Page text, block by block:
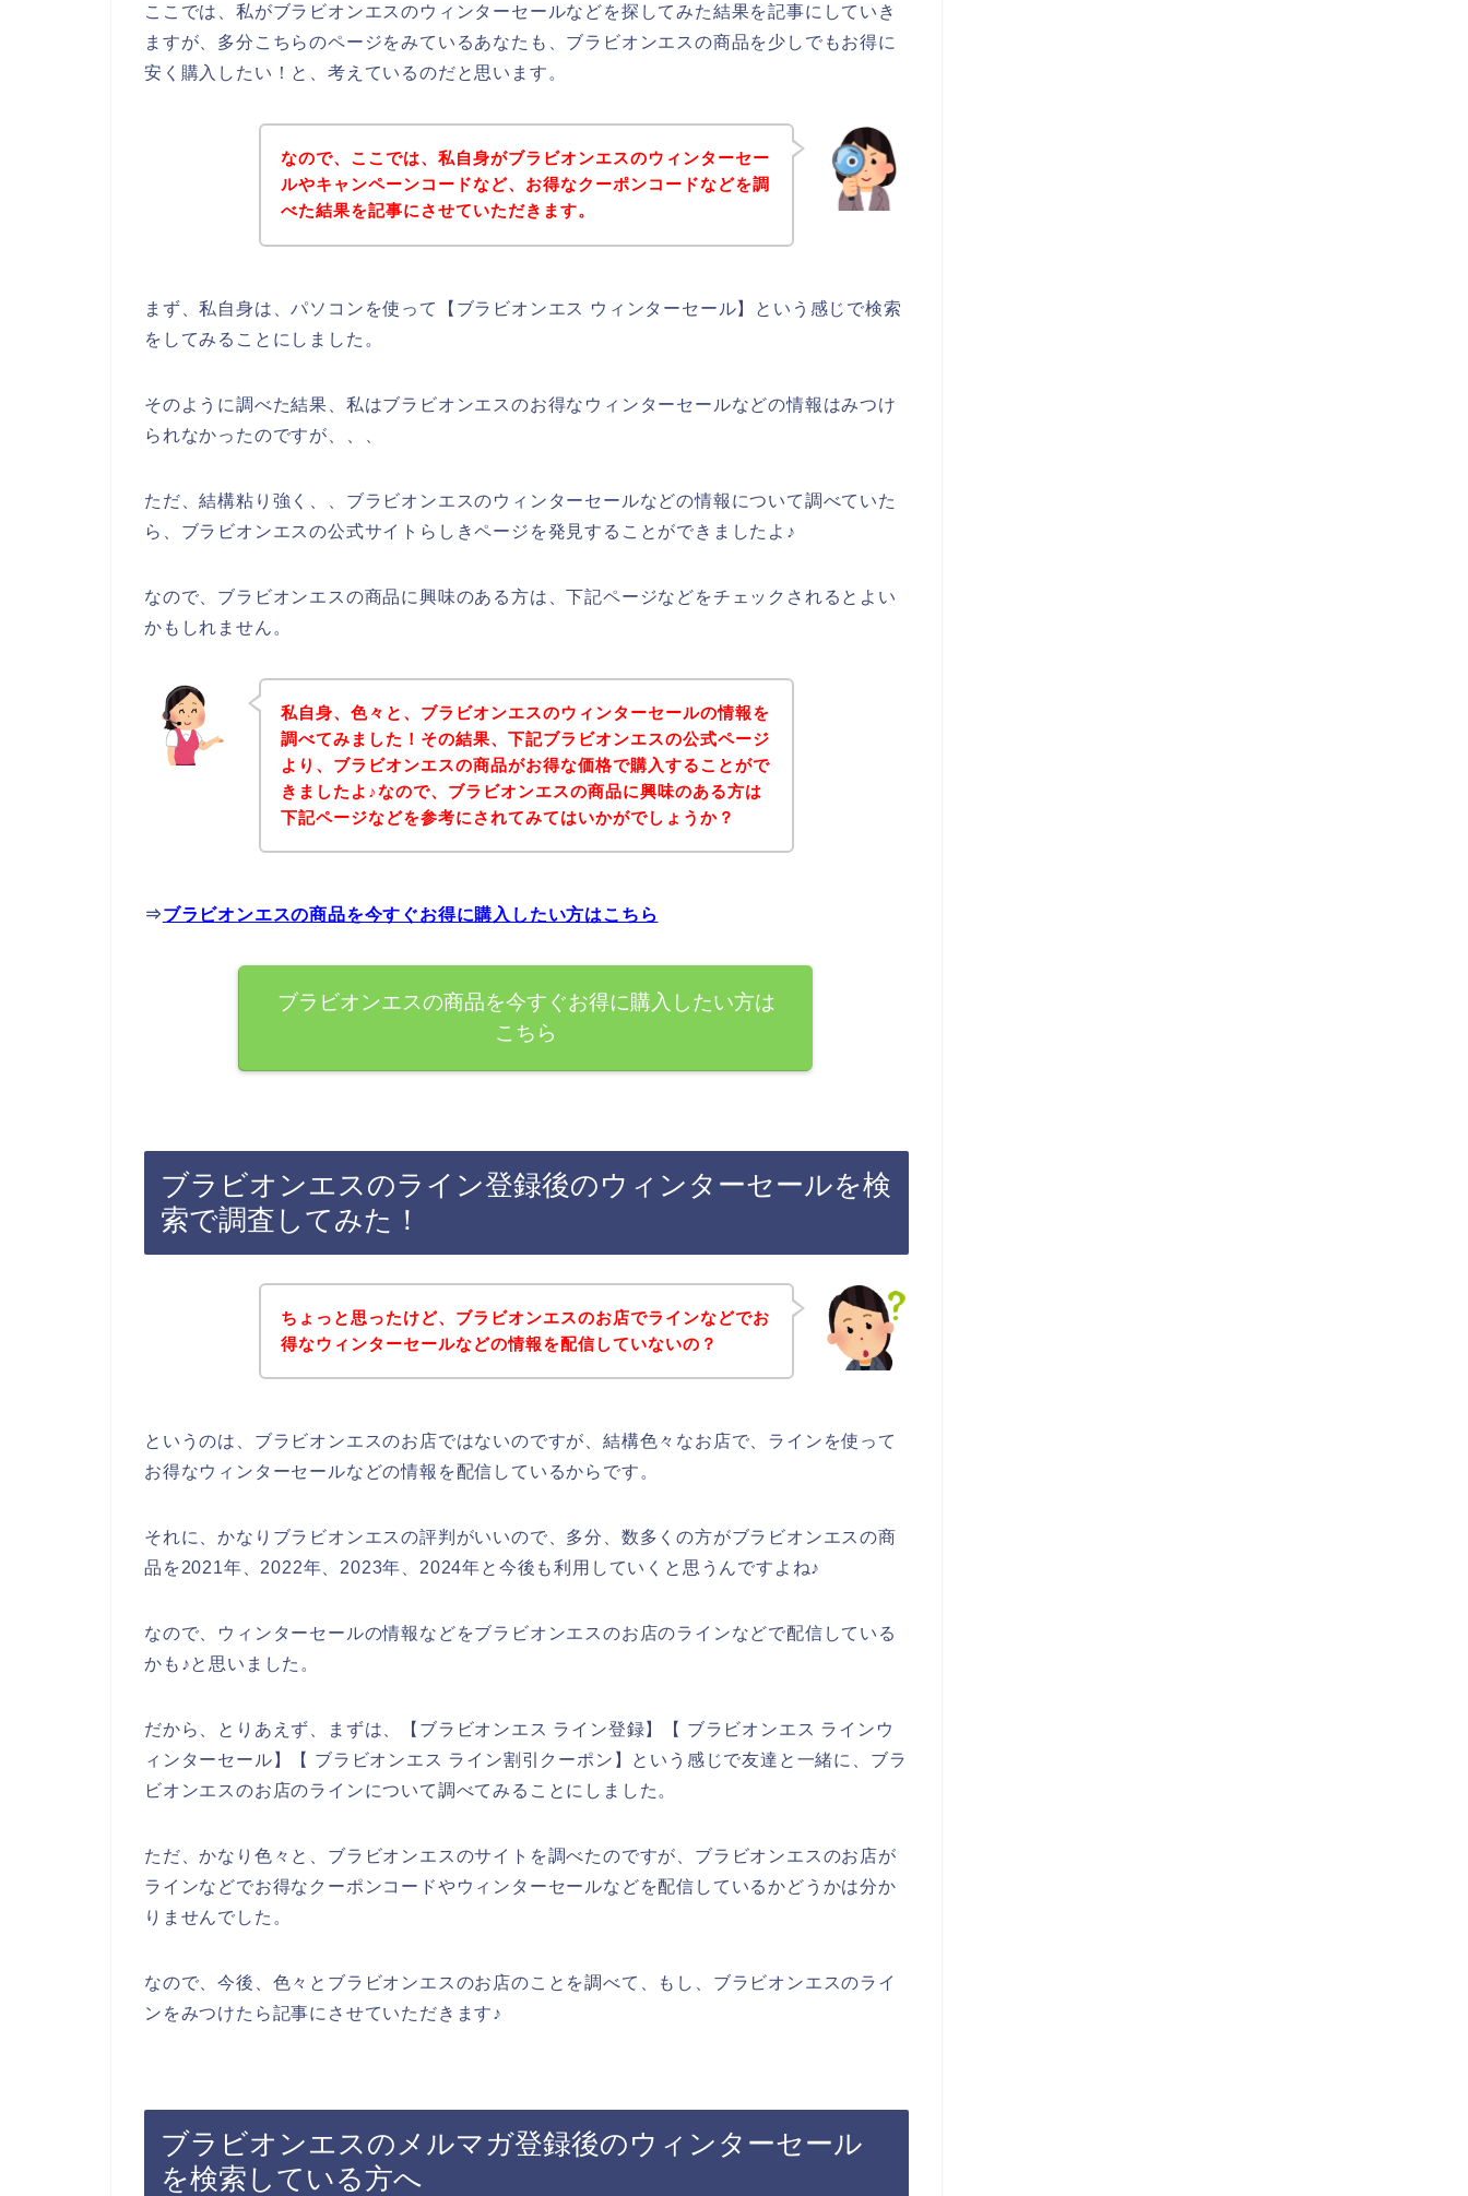
ここでは、私がブラビオンエスのウィンターセールなどを探してみた結果を記事にしていき
ますが、多分こちらのページをみているあなたも、ブラビオンエスの商品を少しでもお得に
安く購入したい！と、考えているのだと思います。
なので、ここでは、私自身がブラビオンエスのウィンターセー
ルやキャンペーンコードなど、お得なクーポンコードなどを調
べた結果を記事にさせていただきます。
まず、私自身は、パソコンを使って【ブラビオンエス ウィンターセール】という感じで検索
をしてみることにしました。
そのように調べた結果、私はブラビオンエスのお得なウィンターセールなどの情報はみつけ
られなかったのですが、、、
ただ、結構粘り強く、、ブラビオンエスのウィンターセールなどの情報について調べていた
ら、ブラビオンエスの公式サイトらしきページを発見することができましたよ♪
なので、ブラビオンエスの商品に興味のある方は、下記ページなどをチェックされるとよい
かもしれません。
私自身、色々と、ブラビオンエスのウィンターセールの情報を
調べてみました！その結果、下記ブラビオンエスの公式ページ
より、ブラビオンエスの商品がお得な価格で購入することがで
きましたよ♪なので、ブラビオンエスの商品に興味のある方は
下記ページなどを参考にされてみてはいかがでしょうか？
⇒ブラビオンエスの商品を今すぐお得に購入したい方はこちら
ブラビオンエスの商品を今すぐお得に購入したい方は
こちら
ブラビオンエスのライン登録後のウィンターセールを検
索で調査してみた！
ちょっと思ったけど、ブラビオンエスのお店でラインなどでお
得なウィンターセールなどの情報を配信していないの？
というのは、ブラビオンエスのお店ではないのですが、結構色々なお店で、ラインを使って
お得なウィンターセールなどの情報を配信しているからです。
それに、かなりブラビオンエスの評判がいいので、多分、数多くの方がブラビオンエスの商
品を2021年、2022年、2023年、2024年と今後も利用していくと思うんですよね♪
なので、ウィンターセールの情報などをブラビオンエスのお店のラインなどで配信している
かも♪と思いました。
だから、とりあえず、まずは、【ブラビオンエス ライン登録】【 ブラビオンエス ラインウ
ィンターセール】【 ブラビオンエス ライン割引クーポン】という感じで友達と一緒に、ブラ
ビオンエスのお店のラインについて調べてみることにしました。
ただ、かなり色々と、ブラビオンエスのサイトを調べたのですが、ブラビオンエスのお店が
ラインなどでお得なクーポンコードやウィンターセールなどを配信しているかどうかは分か
りませんでした。
なので、今後、色々とブラビオンエスのお店のことを調べて、もし、ブラビオンエスのライ
ンをみつけたら記事にさせていただきます♪
ブラビオンエスのメルマガ登録後のウィンターセール
を検索している方へ